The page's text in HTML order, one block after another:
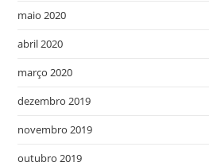
maio 2020
abril 2020
março 2020
dezembro 2019
novembro 2019
outubro 2019